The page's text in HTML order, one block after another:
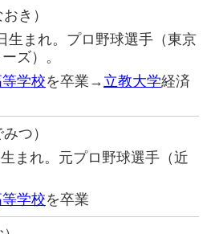
き）
生まれ。プロ野球選手（東京
ズ）。
学校を卒業→ 立教大学経済
つ）
まれ。元プロ野球選手（近
学校を卒業